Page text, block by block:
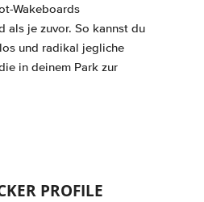
Wakeboards
als je zuvor. So kannst du
und radikal jegliche
in deinem Park zur
PROFILE